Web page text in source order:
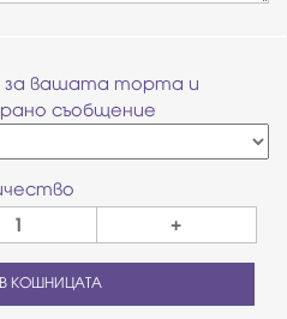
за вашата торта и
съобщение
+
КОШНИЦАТА